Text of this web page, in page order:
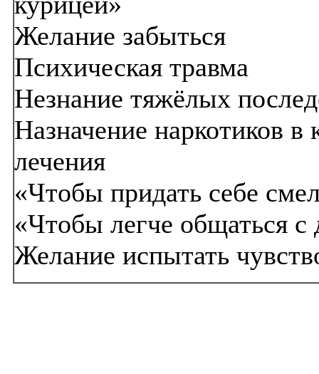
Желание забыться
Психическая травма
Незнание тяжёлых
Назначение наркотиков в
лечения
«Чтобы придать себе
«Чтобы легче общаться
Желание испытать